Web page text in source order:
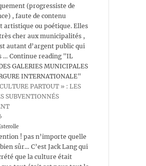
(progressiste de
, faute de contenu
artistique ou poétique. Elles
cher aux municipalités ,
autant d’argent public qui
… Continue reading "IL
GALERIES MUNICIPALES
INTERNATIONALE"
PARTOUT » : LES
SUBVENTIONNÉS
! pas n’importe quelle
sûr… C’est Jack Lang qui
que la culture était